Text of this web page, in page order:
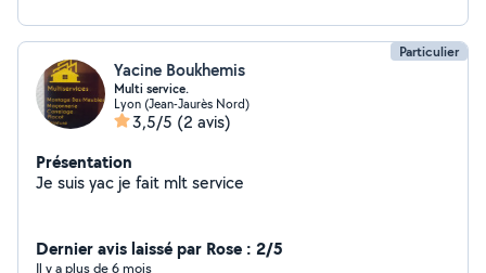
Particulier
Yacine Boukhemis
Multi service.
Lyon (Jean-Jaurès Nord)
3,5/5 (2 avis)
Présentation
Je suis yac je fait mlt service
Dernier avis laissé par Rose : 2/5
Il y a plus de 6 mois